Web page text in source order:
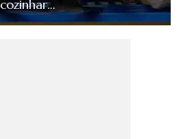
cozinhar…